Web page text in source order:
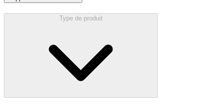
Type de produit